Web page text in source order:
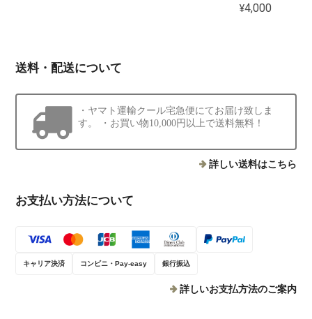
¥4,000
送料・配送について
・ヤマト運輸クール宅急便にてお届け致しま
す。 ・お買い物10,000円以上で送料無料！
詳しい送料はこちら
お支払い方法について
キャリア決済 コンビニ・Pay-easy 銀行振込
詳しいお支払方法のご案内